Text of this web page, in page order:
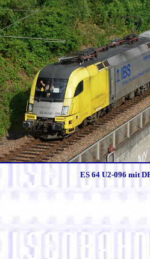
ES 64 U2-096 mit